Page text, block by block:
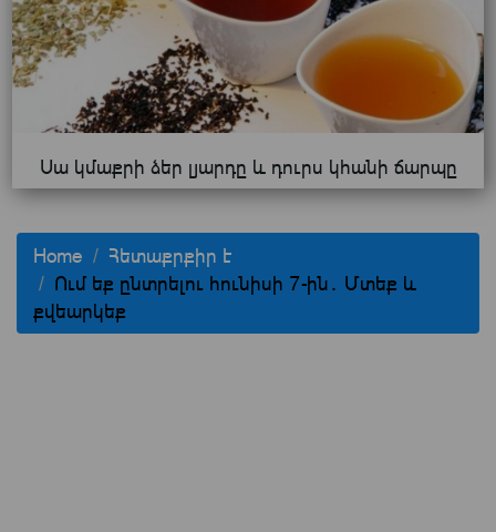
Սա կմաքրի ձեր լյարդը և դուրս կհանի ճարպը
Home
Հետաքրքիր է
Ում եք ընտրելու հունիսի 7-ին․ Մտեք և
քվեարկեք